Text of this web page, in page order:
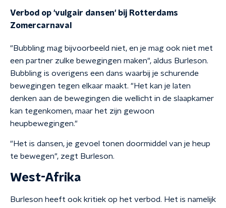
Verbod op 'vulgair dansen' bij Rotterdams
Zomercarnaval
"Bubbling mag bijvoorbeeld niet, en je mag ook niet met
een partner zulke bewegingen maken", aldus Burleson.
Bubbling is overigens een dans waarbij je schurende
bewegingen tegen elkaar maakt. "Het kan je laten
denken aan de bewegingen die wellicht in de slaapkamer
kan tegenkomen, maar het zijn gewoon
heupbewegingen."
"Het is dansen, je gevoel tonen doormiddel van je heup
te bewegen", zegt Burleson.
West-Afrika
Burleson heeft ook kritiek op het verbod. Het is namelijk